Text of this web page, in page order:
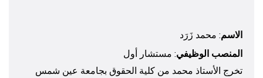
الاسم: محمد زَرَد
المنصب الوظيفي: مستشار أول
تخرج الأستاذ محمد من كلية الحقوق بجامعة عين شمس